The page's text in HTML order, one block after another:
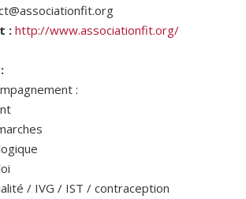
: http://www.associationfit.org/
:
/ IVG / IST / contraception